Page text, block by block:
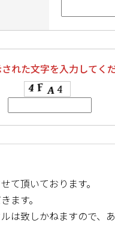
れた文字を入力してくだ
て頂いております。
ます。
は致しかねますので、